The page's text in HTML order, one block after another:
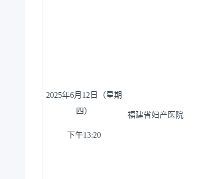
2025年6月 12 日（星期
四）
下午13:20
福建省妇产医院